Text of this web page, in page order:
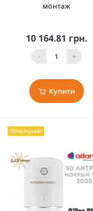
монтаж
10 164.81 грн.
- +
Купити
Популярний